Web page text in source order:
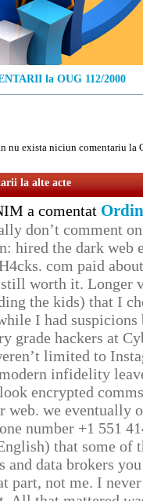
la OUG 112/2000
nu exista niciun comentariu la
la alte acte
a comentat
don’t comment
hired the dark web
com paid
worth it. Longer
the kids) that I
I had
grade hackers at
limited to
infidelity
encrypted
web. we eventually
number +1 551
that some of
and data brokers
part, not me. I